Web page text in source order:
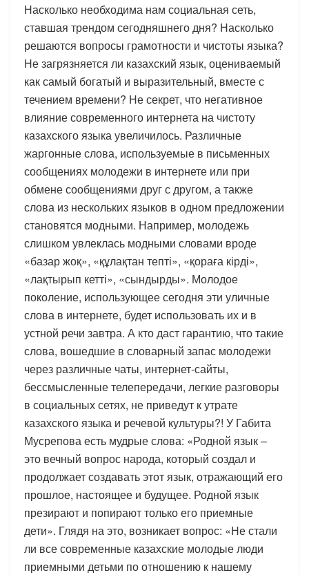
Насколько необходима нам социальная сеть,
ставшая трендом сегодняшнего дня? Насколько
решаются вопросы грамотности и чистоты языка?
Не загрязняется ли казахский язык, оцениваемый
как самый богатый и выразительный, вместе с
течением времени? Не секрет, что негативное
влияние современного интернета на чистоту
казахского языка увеличилось. Различные
жаргонные слова, используемые в письменных
сообщениях молодежи в интернете или при
обмене сообщениями друг с другом, а также
слова из нескольких языков в одном предложении
становятся модными. Например, молодежь
слишком увлеклась модными словами вроде
«базар жоқ», «құлақтан тепті», «қораға кірді»,
«лақтырып кетті», «сындырды». Молодое
поколение, использующее сегодня эти уличные
слова в интернете, будет использовать их и в
устной речи завтра. А кто даст гарантию, что такие
слова, вошедшие в словарный запас молодежи
через различные чаты, интернет-сайты,
бессмысленные телепередачи, легкие разговоры
в социальных сетях, не приведут к утрате
казахского языка и речевой культуры?! У Габита
Мусрепова есть мудрые слова: «Родной язык –
это вечный вопрос народа, который создал и
продолжает создавать этот язык, отражающий его
прошлое, настоящее и будущее. Родной язык
презирают и попирают только его приемные
дети». Глядя на это, возникает вопрос: «Не стали
ли все современные казахские молодые люди
приемными детьми по отношению к нашему